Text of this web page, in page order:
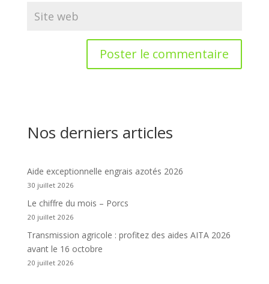
Nos derniers articles
Aide exceptionnelle engrais azotés 2026
30 juillet 2026
Le chiffre du mois – Porcs
20 juillet 2026
Transmission agricole : profitez des aides AITA 2026
avant le 16 octobre
20 juillet 2026